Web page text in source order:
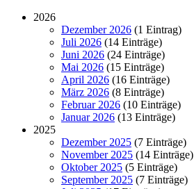
2026
Dezember 2026 (1 Eintrag)
Juli 2026 (14 Einträge)
Juni 2026 (24 Einträge)
Mai 2026 (15 Einträge)
April 2026 (16 Einträge)
März 2026 (8 Einträge)
Februar 2026 (10 Einträge)
Januar 2026 (13 Einträge)
2025
Dezember 2025 (7 Einträge)
November 2025 (14 Einträge)
Oktober 2025 (5 Einträge)
September 2025 (7 Einträge)